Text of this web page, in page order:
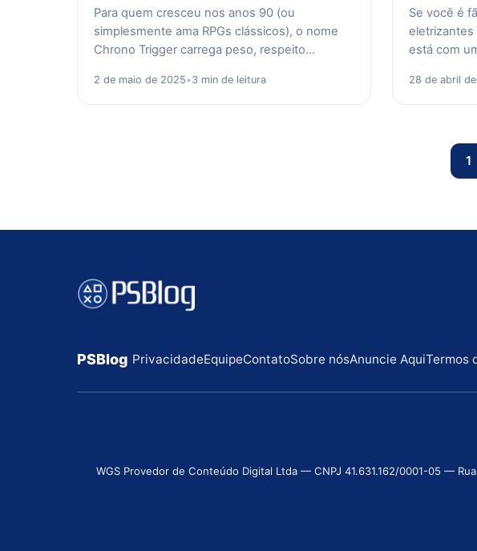
Para quem cresceu nos anos 90 (ou
simplesmente ama RPGs clássicos), o nome
Chrono Trigger carrega peso, respeito…
2 de maio de 2025•3 min de leitura
Se você é
eletrizantes
está com
28 de abril
1
PSBlog PrivacidadeEquipeContatoSobre nósAnuncie AquiTermos
WGS Provedor de Conteúdo Digital Ltda — CNPJ 41.631.162/0001-05 —